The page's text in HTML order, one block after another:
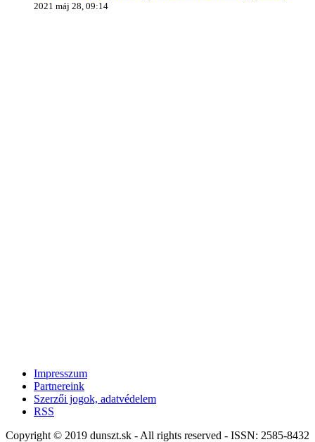
2021 máj 28, 09:14
Impresszum
Partnereink
Szerzői jogok, adatvédelem
RSS
Copyright © 2019 dunszt.sk - All rights reserved - ISSN: 2585-8432